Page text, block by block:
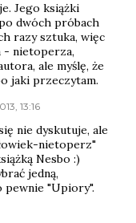
Jego książki
dwóch próbach
razy sztuka, więc
- nietoperza,
ale myślę, że
jaki przeczytam.
13:16
nie dyskutuje, ale
nietoperz"
Nesbo :)
jedną,
pewnie "Upiory".